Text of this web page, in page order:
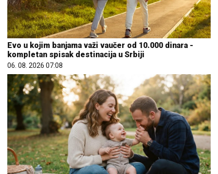
Evo u kojim banjama važi vaučer od 10.000 dinara -
kompletan spisak destinacija u Srbiji
06. 08. 2026 07:08